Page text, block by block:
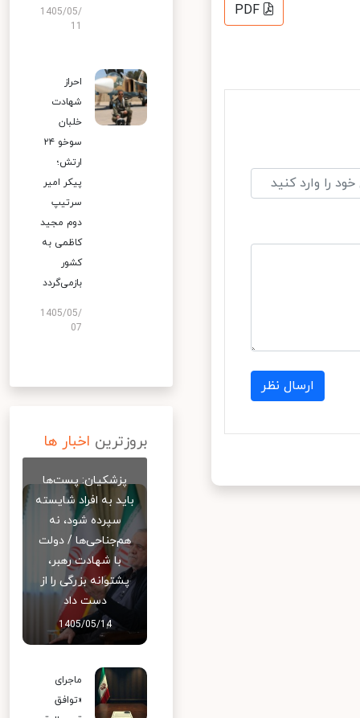
PDF
ارسال نظر
1405/05/
احراز
شهادت
خلبان
سوخو ۲۴
ارتش؛
پیکر امیر
سرتیپ
دوم مجید
کاظمی به
کشور
بازمی‌گردد
1405/05/
07
بروزترین اخبار ها
پزشکیان: پست‌ها
باید به افراد شایسته
سپرده شود، نه
هم‌جناحی‌ها / دولت
با شهادت رهبر،
پشتوانه بزرگی را از
دست داد
1405/05/14
ماجرای
«توافق